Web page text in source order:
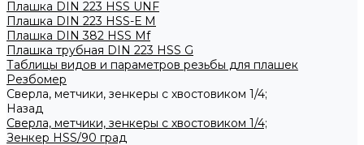
Плашка DIN 223 HSS UNF
Плашка DIN 223 HSS-Е M
Плашка DIN 382 HSS Mf
Плашка трубная DIN 223 HSS G
Таблицы видов и параметров резьбы для плашек
Резбомер
Сверла, метчики, зенкеры с хвостовиком 1/4;
Назад
Сверла, метчики, зенкеры с хвостовиком 1/4;
Зенкер HSS/90 град